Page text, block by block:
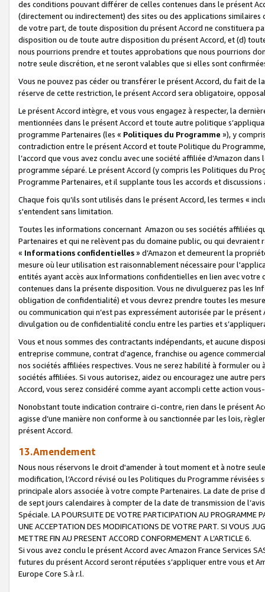
des conditions pouvant différer de celles contenues dans le présent
(directement ou indirectement) des sites ou des applications
de votre part, de toute disposition du présent Accord ne constituera
disposition ou de toute autre disposition du présent Accord, et (d)
nous pourrions prendre et toutes approbations que nous pourrions
notre seule discrétion, et ne seront valables que si elles sont
Vous ne pouvez pas céder ou transférer le présent Accord, du fait de
réserve de cette restriction, le présent Accord sera obligatoire,
Le présent Accord intègre, et vous vous engagez à respecter, la
mentionnées dans le présent Accord et toute autre politique
programme Partenaires (les « Politiques du Programme »), y
contradiction entre le présent Accord et toute Politique du
l’accord que vous avez conclu avec une société affiliée d’Amazon
programme séparé. Le présent Accord (y compris les Politiques du
Programme Partenaires, et il supplante tous les accords et discussions
Chaque fois qu’ils sont utilisés dans le présent Accord, les termes «
s'entendent sans limitation.
Toutes les informations concernant Amazon ou ses sociétés affiliées
Partenaires et qui ne relèvent pas du domaine public, ou qui
« Informations confidentielles» d’Amazon et demeurent la
mesure où leur utilisation est raisonnablement nécessaire pour
entités ayant accès aux Informations confidentielles en lien avec
contenues dans la présente disposition. Vous ne divulguerez pas les
obligation de confidentialité) et vous devrez prendre toutes les
ou communication qui n’est pas expressément autorisée par le
divulgation ou de confidentialité conclu entre les parties et
Vous et nous sommes des contractants indépendants, et aucune
entreprise commune, contrat d'agence, franchise ou agence
nos sociétés affiliées respectives. Vous ne serez habilité à formuler
sociétés affiliées. Si vous autorisez, aidez ou encouragez une autre
Accord, vous serez considéré comme ayant accompli cette action
Nonobstant toute indication contraire ci-contre, rien dans le présent
agisse d’une manière non conforme à ou sanctionnée par les lois,
présent Accord.
13.Amendement
Nous nous réservons le droit d'amender à tout moment et à notre
modification, l’Accord révisé ou les Politiques du Programme
principale alors associée à votre compte Partenaires. La date de
de sept jours calendaires à compter de la date de transmission de
Spéciale. LA POURSUITE DE VOTRE PARTICIPATION AU PROGRAMME
UNE ACCEPTATION DES MODIFICATIONS DE VOTRE PART. SI VOUS
METTRE FIN AU PRESENT ACCORD CONFORMEMENT A L’ARTICLE 6.
Si vous avez conclu le présent Accord avec Amazon France Services
futures du présent Accord seront réputées s’appliquer entre vous et
Europe Core S.à r.l.